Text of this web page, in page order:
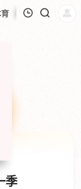
追剧周表 今日
季